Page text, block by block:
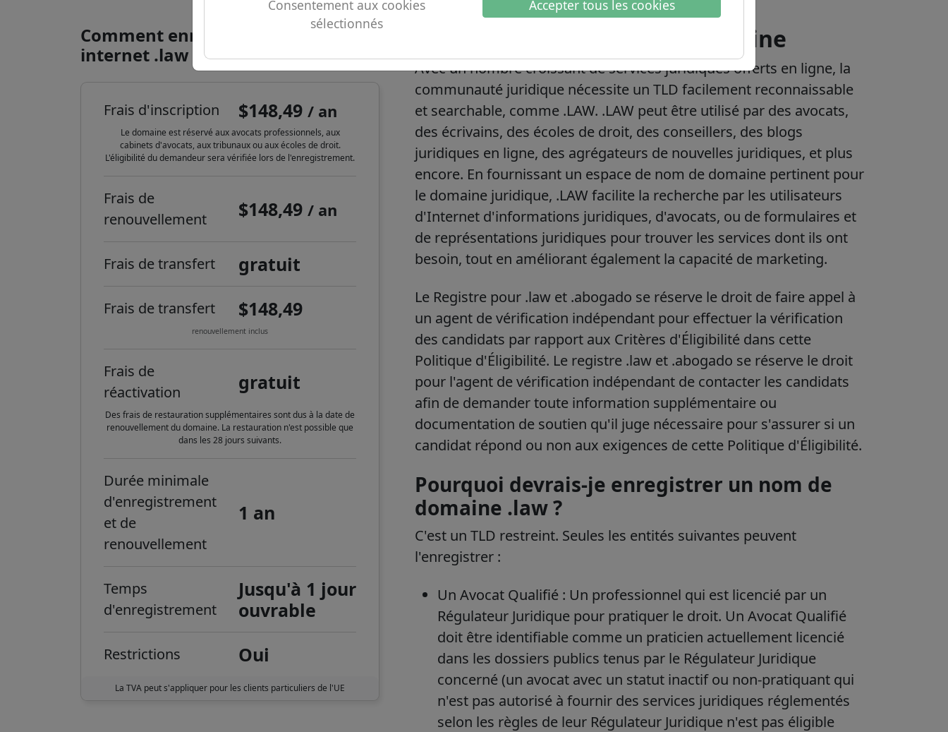
Consentement aux cookies
sélectionnés
Accepter tous les cookies
Comment enregistrer un domaine
internet .law ?
Frais d'inscription $148,49/ an
Le domaine est réservé aux avocats professionnels, aux
cabinets d'avocats, aux tribunaux ou aux écoles de droit.
L'éligibilité du demandeur sera vérifiée lors de l'enregistrement.
Frais de
renouvellement
$148,49/ an
Frais de transfert gratuit
Frais de transfert $148,49
renouvellement inclus
Frais de
réactivation
gratuit
Des frais de restauration supplémentaires sont dus à la date de
renouvellement du domaine. La restauration n'est possible que
dans les 28 jours suivants.
Durée minimale
d'enregistrement
et de
renouvellement
1 an
Temps
d'enregistrement
Jusqu'à 1 jour
ouvrable
Restrictions Oui
La TVA peut s'appliquer pour les clients particuliers de l'UE
.law informations sur le domaine
Avec un nombre croissant de services juridiques offerts en ligne, la
communauté juridique nécessite un TLD facilement reconnaissable
et searchable, comme .LAW. .LAW peut être utilisé par des avocats,
des écrivains, des écoles de droit, des conseillers, des blogs
juridiques en ligne, des agrégateurs de nouvelles juridiques, et plus
encore. En fournissant un espace de nom de domaine pertinent pour
le domaine juridique, .LAW facilite la recherche par les utilisateurs
d'Internet d'informations juridiques, d'avocats, ou de formulaires et
de représentations juridiques pour trouver les services dont ils ont
besoin, tout en améliorant également la capacité de marketing.
Le Registre pour .law et .abogado se réserve le droit de faire appel à
un agent de vérification indépendant pour effectuer la vérification
des candidats par rapport aux Critères d'Éligibilité dans cette
Politique d'Éligibilité. Le registre .law et .abogado se réserve le droit
pour l'agent de vérification indépendant de contacter les candidats
afin de demander toute information supplémentaire ou
documentation de soutien qu'il juge nécessaire pour s'assurer si un
candidat répond ou non aux exigences de cette Politique d'Éligibilité.
Pourquoi devrais-je enregistrer un nom de
domaine .law ?
C'est un TLD restreint. Seules les entités suivantes peuvent
l'enregistrer :
Un Avocat Qualifié : Un professionnel qui est licencié par un
Régulateur Juridique pour pratiquer le droit. Un Avocat Qualifié
doit être identifiable comme un praticien actuellement licencié
dans les dossiers publics tenus par le Régulateur Juridique
concerné (un avocat avec un statut inactif ou non-pratiquant qui
n'est pas autorisé à fournir des services juridiques réglementés
selon les règles de leur Régulateur Juridique n'est pas éligible